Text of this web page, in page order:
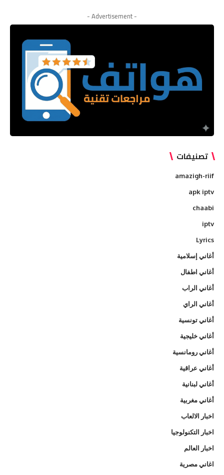
- Advertisement -
تصنيفات
amazigh-riif
apk iptv
chaabi
iptv
Lyrics
أغاني إسلامية
أغاني اطفال
أغاني الراب
أغاني الراي
أغاني تونسية
أغاني خليجية
أغاني رومانسية
أغاني عراقية
أغاني لبنانية
أغاني مغربية
اخبار الالعاب
اخبار التكنولوجيا
اخبار العالم
اغاني مصرية